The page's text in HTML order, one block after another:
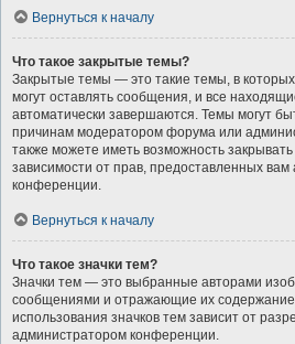
Вернуться к началу
Что такое закрытые темы?
Закрытые темы — это такие темы, в
могут оставлять сообщения, и все
автоматически завершаются. Темы могут
причинам модератором форума или
также можете иметь возможность
зависимости от прав, предоставленных
конференции.
Вернуться к началу
Что такое значки тем?
Значки тем — это выбранные авторами
сообщениями и отражающие их
использования значков тем зависит от
администратором конференции.